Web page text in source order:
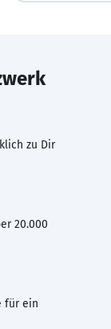
zu Dir
20.000
für ein